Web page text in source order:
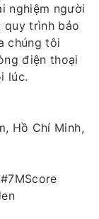
nghiệm người
quy trình bảo
chúng tôi
điện thoại
lúc.
Hồ Chí Minh,